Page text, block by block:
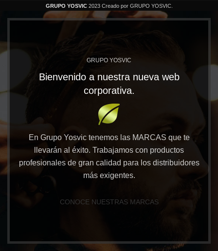
GRUPO YOSVIC 2023 Creado por GRUPO YOSVIC.
GRUPO YOSVIC
Bienvenido a nuestra nueva web
corporativa.
En Grupo Yosvic tenemos las MARCAS que te
llevarán al éxito. Trabajamos con productos
profesionales de gran calidad para los distribuidores
más exigentes.
CONOCE NUESTRAS MARCAS